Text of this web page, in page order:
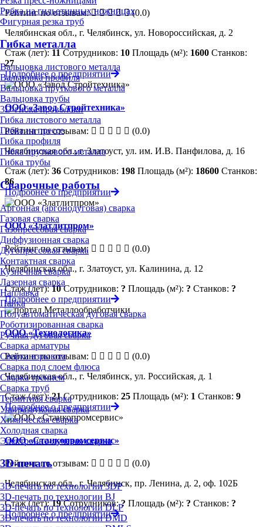
Рубка на гильотинных ножницах
Фигурная резка труб
Гибка металла
Вальцовка листового металла
Вальцовка профиля
Вальцовка пруткового металла
Вальцовка трубы
3D-гибка проволоки
Гибка листового металла
Гибка на прессе
Гибка профиля
Гибка пруткового металла
Гибка трубы
Сварочные работы
Аргонная (аргонодуговая) сварка
Газовая сварка
Газопрессовая сварка
Диффузионная сварка
Дугопрессовая сварка
Контактная сварка
Кузнечная сварка
Лазерная сварка
Наплавка
Пайка
Полуавтоматическая дуговая сварка
Роботизированная сварка
Ручная дуговая сварка
Сварка арматуры
Сварка взрывом
Сварка под слоем флюса
Сварка трением
Сварка труб
Термитная сварка
Ультразвуковая сварка
Химическая сварка
Холодная сварка
Электронно-лучевая сварка
3D-печать
3D-печать по технологии 3DP
3D-печать по технологии BJ
3D-печать по технологии DLP
3D-печать по технологии DMD
Рейтинг по отзывам:
(0.0)
Челябинская обл., г. Челябинск, ул. Новороссийская, д. 2
Стаж (лет): 11 Сотрудников: 10 Площадь (м²): 1600 Станков:
27
Подробнее о предприятии
ООО «Завод Стройтехника»
Рейтинг по отзывам:
(0.0)
Челябинская обл., г. Златоуст, ул. им. И.В. Панфилова, д. 16
Стаж (лет): 36 Сотрудников: 198 Площадь (м²): 18600 Станков:
86
Подробнее о предприятии
ООО «Златлитпром»
Рейтинг по отзывам:
(0.0)
Челябинская обл., г. Златоуст, ул. Калинина, д. 12
Стаж (лет):10 Сотрудников: ? Площадь (м²): ? Станков: ?
Подробнее о предприятии
ООО «Технологика»
Рейтинг по отзывам:
(0.0)
Челябинская обл., г. Челябинск, ул. Российская, д. 1
Стаж (лет):21 Сотрудников: 25 Площадь (м²): 1 Станков: 9
Подробнее о предприятии
ООО «Станкопромсервис»
Рейтинг по отзывам:
(0.0)
Челябинская обл., г. Челябинск, пр. Ленина, д. 2, оф. 102Б
Стаж (лет):19 Сотрудников:? Площадь (м²): ? Станков: ?
Подробнее о предприятии